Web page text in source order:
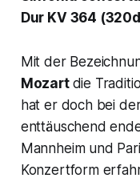
Dur KV 364
Mit der
Mozart die
hat er doch bei
enttäuschend
Mannheim und
Konzertform